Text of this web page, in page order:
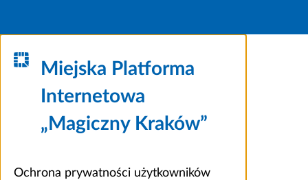
Miejska Platforma
Internetowa
„Magiczny Kraków”
Ochrona prywatności użytkowników